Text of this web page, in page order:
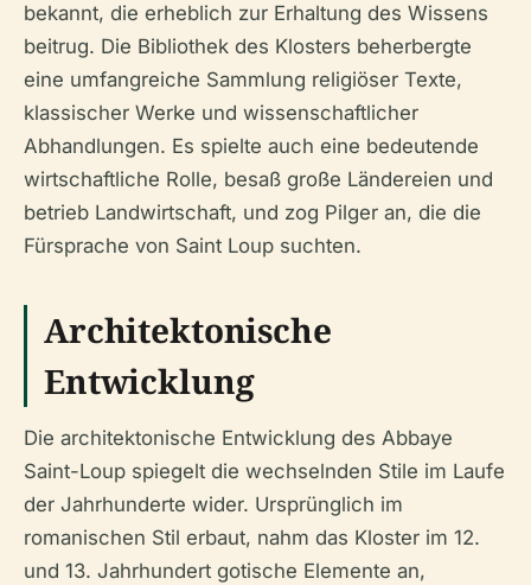
bekannt, die erheblich zur Erhaltung des Wissens
beitrug. Die Bibliothek des Klosters beherbergte
eine umfangreiche Sammlung religiöser Texte,
klassischer Werke und wissenschaftlicher
Abhandlungen. Es spielte auch eine bedeutende
wirtschaftliche Rolle, besaß große Ländereien und
betrieb Landwirtschaft, und zog Pilger an, die die
Fürsprache von Saint Loup suchten.
Architektonische
Entwicklung
Die architektonische Entwicklung des Abbaye
Saint-Loup spiegelt die wechselnden Stile im Laufe
der Jahrhunderte wider. Ursprünglich im
romanischen Stil erbaut, nahm das Kloster im 12.
und 13. Jahrhundert gotische Elemente an,